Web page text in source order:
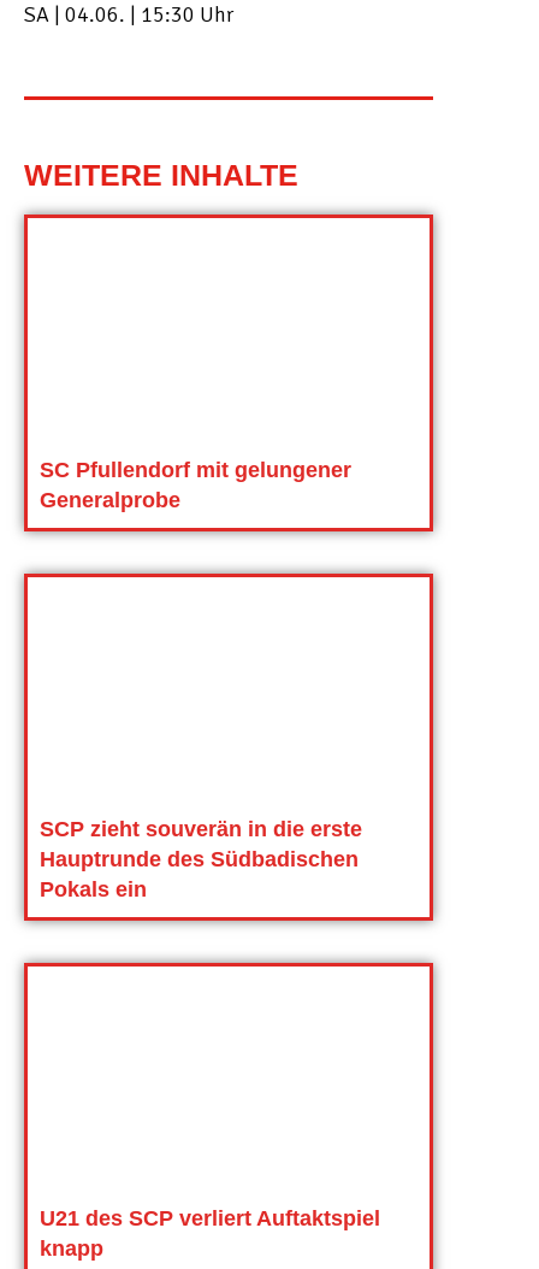
SA | 04.06. | 15:30 Uhr
WEITERE INHALTE
SC Pfullendorf mit gelungener
Generalprobe
SCP zieht souverän in die erste
Hauptrunde des Südbadischen
Pokals ein
U21 des SCP verliert Auftaktspiel
knapp